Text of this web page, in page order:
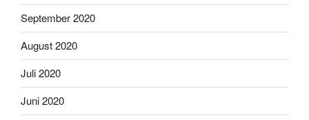
September 2020
August 2020
Juli 2020
Juni 2020